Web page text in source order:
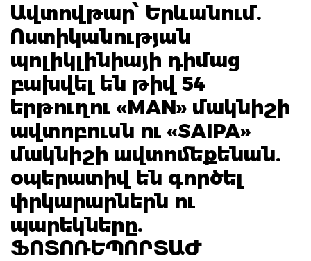
Ավտովթար՝ Երևանում.
Ոստիկանության
պոլիկլինիայի դիմաց
բախվել են թիվ 54
երթուղու «MAN» մակնիշի
ավտոբուսն ու «SAIPA»
մակնիշի ավտոմեքենան.
օպերատիվ են գործել
փրկարարներն ու
պարեկները.
ՖՈՏՈՌԵՊՈՐՏԱԺ